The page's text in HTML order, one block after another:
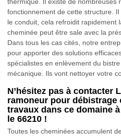
thermique. Il existe de nombreuses
fonctionnement de cette structure.
le conduit, cela refroidit rapidement
cheminée peut être sale avec la
Dans tous les cas cités, notre
pour apporter des solutions
spécialistes en enlèvement du
mécanique. Ils vont nettoyer votre
N’hésitez pas à contacter
ramoneur pour débistrage
travaux dans ce domaine
le 66210 !
Toutes les cheminées accumulent